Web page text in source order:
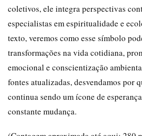
coletivos, ele integra perspectivas
especialistas em espiritualidade e
texto, veremos como esse símbolo
transformações na vida cotidiana,
emocional e conscientização
fontes atualizadas, desvendamos por
continua sendo um ícone de
constante mudança.